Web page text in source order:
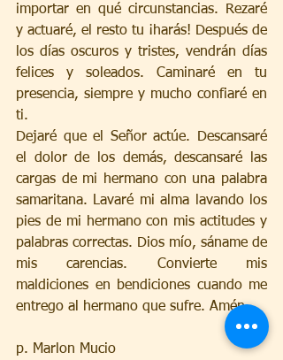
importar en qué circunstancias. Rezaré
y actuaré, el resto tu ¡harás! Después de
los días oscuros y tristes, vendrán días
felices y soleados. Caminaré en tu
presencia, siempre y mucho confiaré en
ti.
Dejaré que el Señor actúe. Descansaré
el dolor de los demás, descansaré las
cargas de mi hermano con una palabra
samaritana. Lavaré mi alma lavando los
pies de mi hermano con mis actitudes y
palabras correctas. Dios mío, sáname de
mis carencias. Convierte mis
maldiciones en bendiciones cuando me
entrego al hermano que sufre. Amén.
p. Marlon Mucio